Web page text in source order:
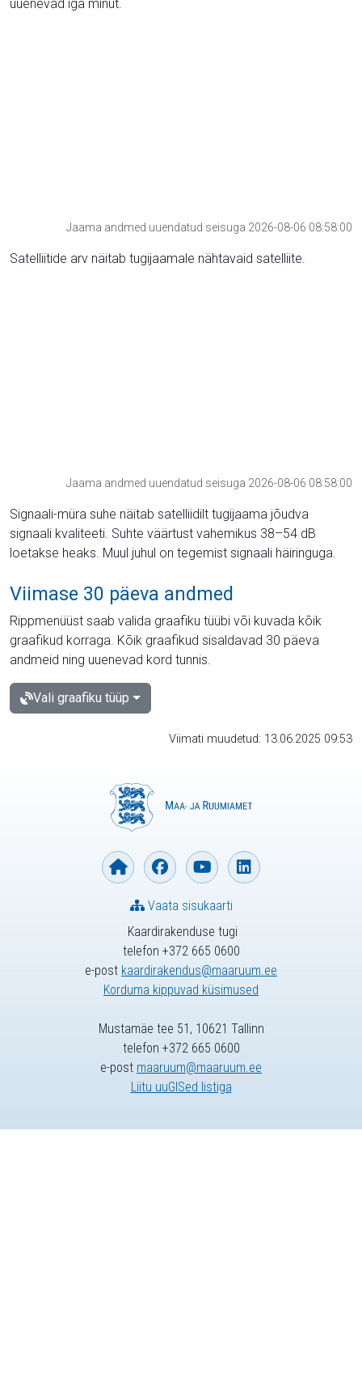
uuenevad iga minut.
Jaama andmed uuendatud seisuga 2026-08-06 08:58:00
Satelliitide arv näitab tugijaamale nähtavaid satelliite.
Jaama andmed uuendatud seisuga 2026-08-06 08:58:00
Signaali-müra suhe näitab satelliidilt tugijaama jõudva
signaali kvaliteeti. Suhte väärtust vahemikus 38–54 dB
loetakse heaks. Muul juhul on tegemist signaali häiringuga.
Viimase 30 päeva andmed
Rippmenüüst saab valida graafiku tüübi või kuvada kõik
graafikud korraga. Kõik graafikud sisaldavad 30 päeva
andmeid ning uuenevad kord tunnis.
Vali graafiku tüüp
Viimati muudetud: 13.06.2025 09:53
Kaardirakenduse tugi
telefon +372 665 0600
e-post kaardirakendus@maaruum.ee
Korduma kippuvad küsimused
Vaata sisukaarti
Mustamäe tee 51, 10621 Tallinn
telefon +372 665 0600
e-post maaruum@maaruum.ee
Liitu uuGISed listiga